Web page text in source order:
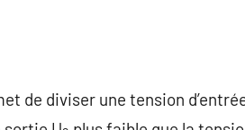
de diviser une tension